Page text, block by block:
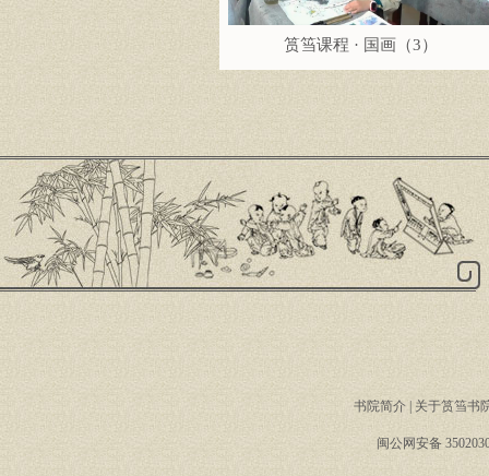
筼筜课程 · 国画（3）
书院简介 关于筼筜书
闽公网安备